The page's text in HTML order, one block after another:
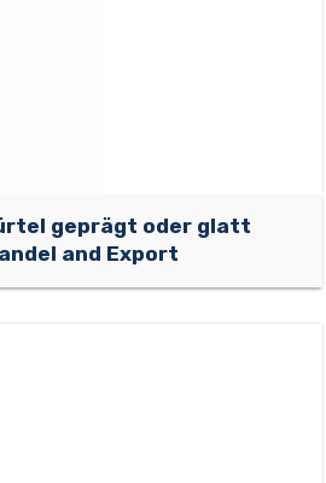
geprägt oder glatt
and Export